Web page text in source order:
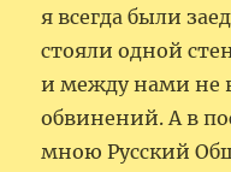
я всегда были
стояли одной
и между нами не
обвинений. А в
мною Русский